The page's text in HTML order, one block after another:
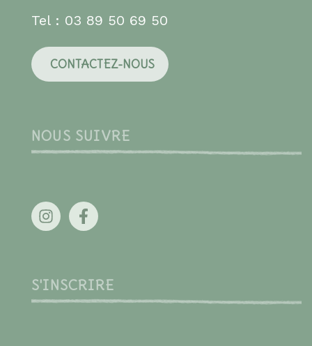
Tel : 03 89 50 69 50
CONTACTEZ-NOUS
NOUS SUIVRE
S'INSCRIRE